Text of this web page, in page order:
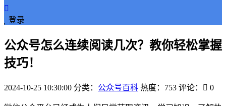
登录
公众号怎么连续阅读几次？教你轻松掌握
技巧！
2024-10-25 10:30:00 分类： 公众号百科 热度：753 评论： 0